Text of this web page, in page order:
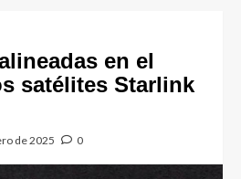
en el
satélites Starlink
de 2025 0